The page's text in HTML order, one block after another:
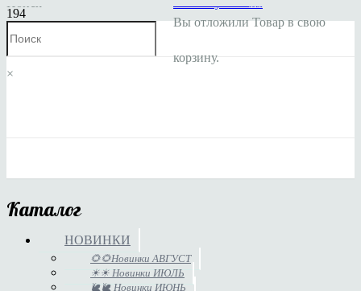
×
Мой аккаунтЗаказы
Вы отложилиТоварв свою
корзину.
Каталог
НОВИНКИ
🌻🌻Новинки АВГУСТ
☀☀ Новинки ИЮЛЬ
🐌🐌 Новинки ИЮНЬ